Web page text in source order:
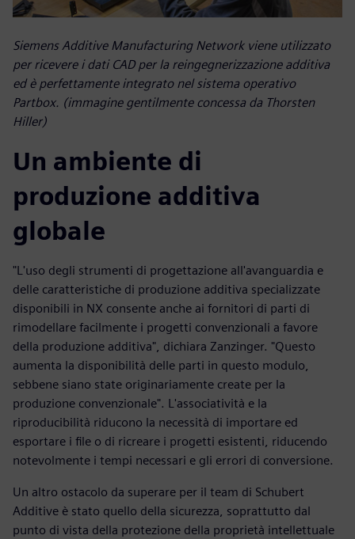
Siemens Additive Manufacturing Network viene utilizzato
per ricevere i dati CAD per la reingegnerizzazione additiva
ed è perfettamente integrato nel sistema operativo
Partbox. (immagine gentilmente concessa da Thorsten
Hiller)
Un ambiente di
produzione additiva
globale
"L'uso degli strumenti di progettazione all'avanguardia e
delle caratteristiche di produzione additiva specializzate
disponibili in NX consente anche ai fornitori di parti di
rimodellare facilmente i progetti convenzionali a favore
della produzione additiva", dichiara Zanzinger. "Questo
aumenta la disponibilità delle parti in questo modulo,
sebbene siano state originariamente create per la
produzione convenzionale". L'associatività e la
riproducibilità riducono la necessità di importare ed
esportare i file o di ricreare i progetti esistenti, riducendo
notevolmente i tempi necessari e gli errori di conversione.
Un altro ostacolo da superare per il team di Schubert
Additive è stato quello della sicurezza, soprattutto dal
punto di vista della protezione della proprietà intellettuale